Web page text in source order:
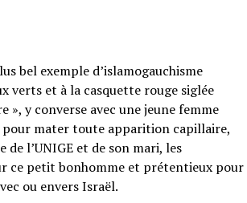
bel exemple d’islamogauchisme
verts et à la casquette rouge siglée
y converse avec une jeune femme
pour mater toute apparition capillaire,
l’UNIGE et de son mari, les
ce petit bonhomme et prétentieux pour
ou envers Israël.